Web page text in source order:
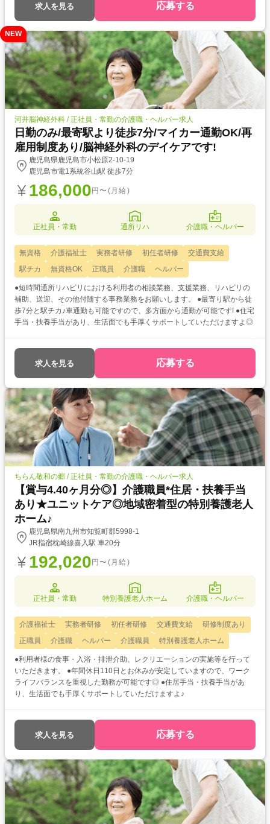
求人を見る 応募する
NEW
河井脳神経外科 / 正社員・常勤の介護職・ヘルパー求人
日勤のみ/最寄駅より徒歩7分/マイカー通勤OK/再
雇用制度あり/脳神経外科のデイケアです!
鹿児島県鹿児島市小松原2-10-19
鹿児島市電1系統谷山駅 徒歩7分
186,000 円〜(月給)
正社員・常勤 通所リハ 介護職・ヘルパー
無資格 介護福祉士 実務者研修 初任者研修
交通費支給
駅チカ
無資格OK 正職員 介護職 ヘルパー
●短時間通所リハビリにおける利用者の相談業務、支援業務、リハビリの
補助、送迎、その他付随する事務業務をお願いします。 ●最寄り駅から徒
歩7分と駅チカ♪車通勤も可能ですので、多方面から通勤が可能です! ●住宅
手当・扶養手当があり、生活面でも手厚くサポートしていただけますよ◎
求人を見る 応募する
ちらん敬和の郷 / 正社員・常勤の介護職・ヘルパー求人
【賞与4.40ヶ月分◎】介護職員*住居・扶養手当
あり★ユニットケア◎地域密着型の特別養護老人
ホーム♪
鹿児島県南九州市知覧町郡5998-1
JR指宿枕崎線喜入駅 車20分
192,020 円〜(月給)
正社員・常勤 特別養護老人ホーム 介護職・ヘルパー
介護福祉士 実務者研修 初任者研修 交通費支給
研修制度あり
正職員
介護職 ヘルパー 介護職員 特別養護老人ホーム
●利用者様の食事・入浴・排泄介助、レクリエーションの実施等を行って
いただきます。 ●年間休日110日とお休みが安定していますので、ワーク
ライフバランスを重視した勤務が可能です◎ ●住居手当・扶養手当があ
り、生活面でも手厚くサポートしていただけますよ♪
求人を見る 応募する